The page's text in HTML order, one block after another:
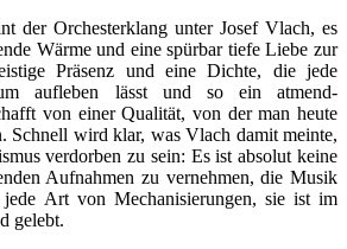
der Orchesterklang unter Josef Vlach, es
Wärme und eine spürbar tiefe Liebe zur
Präsenz und eine Dichte, die jede
aufleben lässt und so ein atmend-
von einer Qualität, von der man heute
Schnell wird klar, was Vlach damit meinte,
verdorben zu sein: Es ist absolut keine
Aufnahmen zu vernehmen, die Musik
Art von Mechanisierungen, sie ist im
gelebt.